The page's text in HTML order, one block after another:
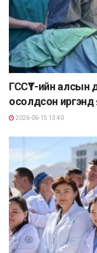
ГССҮТ-ийн алсын
осолдсон
2026-06-15 13:40